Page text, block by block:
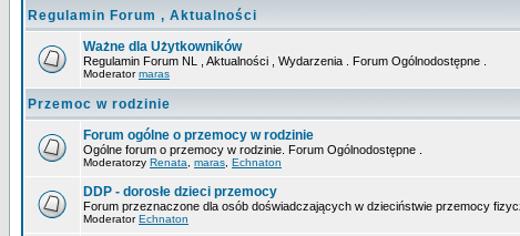
Regulamin Forum , Aktualności
Ważne dla Użytkowników
Regulamin Forum NL , Aktualności , Wydarzenia . Forum Ogólnodostępne .
Moderatormaras
Przemoc w rodzinie
Forum ogólne o przemocy w rodzinie
Ogólne forum o przemocy w rodzinie. Forum Ogólnodostępne .
Moderatorzy Renata maras Echnaton
DDP - dorosłe dzieci przemocy
Forum przeznaczone dla osób doświadczających w dzieciństwie przemocy
ModeratorEchnaton